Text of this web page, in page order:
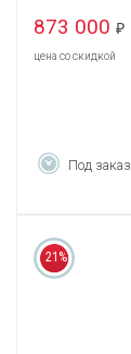
873 000 ₽
цена со скидкой
Под заказ
21%